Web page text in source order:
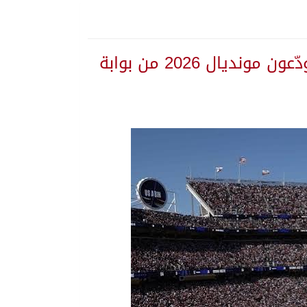
يلتزم الصمت
«ليلة سقوط الملّاك».. أصحاب الأرض الثلاثة يودّعون مونديال 2026 من بوابة